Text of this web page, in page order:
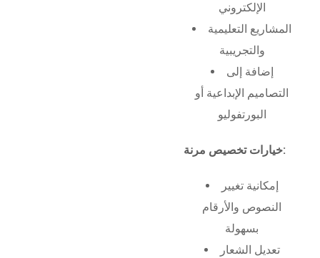
الإلكتروني
المشاريع التعليمية
والتجريبية
إضافة إلى
التصاميم الإبداعية أو
البورتفوليو
خيارات تخصيص مرنة:
إمكانية تغيير
النصوص والأرقام
بسهولة
تعديل الشعار